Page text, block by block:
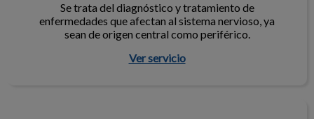
Se trata del diagnóstico y tratamiento de
enfermedades que afectan al sistema nervioso, ya
sean de origen central como periférico.
Ver servicio